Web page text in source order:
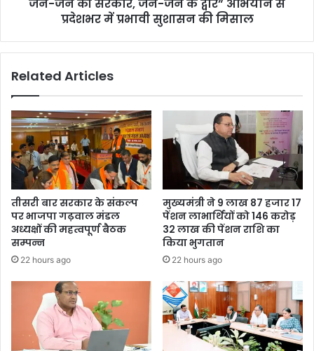
जन-जन की सरकार, जन-जन के द्वार” अभियान से
प्रदेशभर में प्रभावी सुशासन की मिसाल
Related Articles
तीसरी बार सरकार के संकल्प
पर भाजपा गढ़वाल मंडल
अध्यक्षों की महत्वपूर्ण बैठक
सम्पन्न
22 hours ago
मुख्यमंत्री ने 9 लाख 87 हजार 17
पेंशन लाभार्थियों को 146 करोड़
32 लाख की पेंशन राशि का
किया भुगतान
22 hours ago